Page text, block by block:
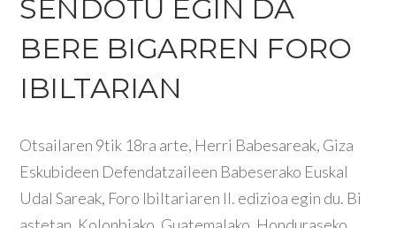
SENDOTU EGIN DA
BERE BIGARREN FORO
IBILTARIAN
Otsailaren 9tik 18ra arte, Herri Babesareak, Giza
Eskubideen Defendatzaileen Babeserako Euskal
Udal Sareak, Foro Ibiltariaren II. edizioa egin du. Bi